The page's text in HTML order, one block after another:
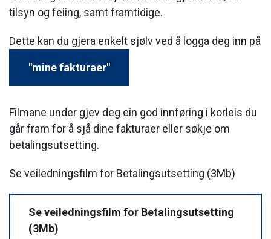
tilsyn og feiing, samt framtidige.
Dette kan du gjera enkelt sjølv ved å logga deg inn på
"mine fakturaer"
Filmane under gjev deg ein god innføring i korleis du
går fram for å sjå dine fakturaer eller søkje om
betalingsutsetting.
Se veiledningsfilm for Betalingsutsetting (3Mb)
Se veiledningsfilm for Betalingsutsetting
(3Mb)